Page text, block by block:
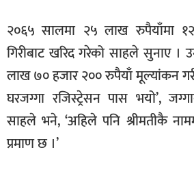
२०६५ सालमा २५ लाख रुपैयाँमा
गिरीबाट खरिद गरेको साहले सुनाए ।
लाख ७० हजार २०० रुपैयाँ मूल्यांकन गरी
घरजग्गा रजिस्ट्रेसन पास भयो’,
साहले भने, ‘अहिले पनि श्रीमतीकै
प्रमाण छ ।’